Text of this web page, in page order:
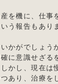
を機に、仕事
う報告もあり
かがでしょう
に意識せざる
かし、現在は
あり、治療を